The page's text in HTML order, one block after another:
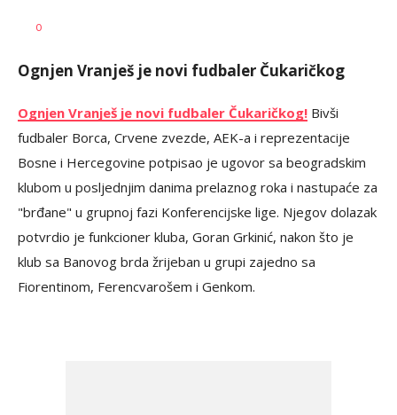
AUTOR
0
Ognjen Vranješ je novi fudbaler Čukaričkog
Ognjen Vranješ je novi fudbaler Čukaričkog! Bivši
fudbaler Borca, Crvene zvezde, AEK-a i reprezentacije
Bosne i Hercegovine potpisao je ugovor sa beogradskim
klubom u posljednjim danima prelaznog roka i nastupaće za
"brđane" u grupnoj fazi Konferencijske lige. Njegov dolazak
potvrdio je funkcioner kluba, Goran Grkinić, nakon što je
klub sa Banovog brda žrijeban u grupi zajedno sa
Fiorentinom, Ferencvarošem i Genkom.